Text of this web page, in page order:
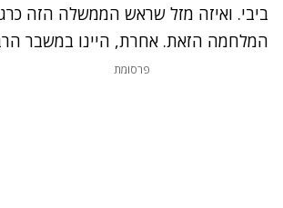
ביבי. ואיזה מזל שראש הממשלה הזה
המלחמה הזאת. אחרת, היינו במשבר
פרסומת